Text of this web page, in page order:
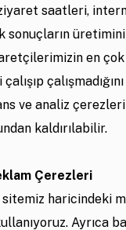
saatleri,
en
ve analiz
kaldırılabilir.
Çerezleri
haricindeki
Ayrıca